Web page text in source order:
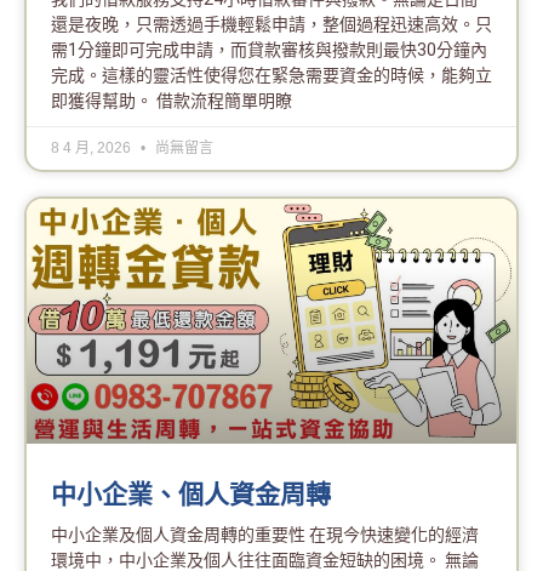
還是夜晚，只需透過手機輕鬆申請，整個過程迅速高效。只
需1分鐘即可完成申請，而貸款審核與撥款則最快30分鐘內
完成。這樣的靈活性使得您在緊急需要資金的時候，能夠立
即獲得幫助。 借款流程簡單明瞭
8 4 月, 2026 尚無留言
中小企業、個人資金周轉
中小企業及個人資金周轉的重要性 在現今快速變化的經濟
環境中，中小企業及個人往往面臨資金短缺的困境。 無論